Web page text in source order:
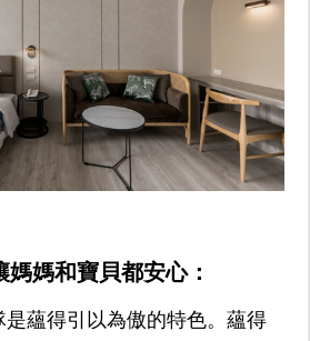
媽和寶貝都安心：
蘊得引以為傲的特色。蘊得